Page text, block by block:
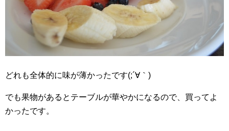
どれも全体的に味が薄かったです(;´∀｀)
でも果物があるとテーブルが華やかになるので、買ってよ
かったです。